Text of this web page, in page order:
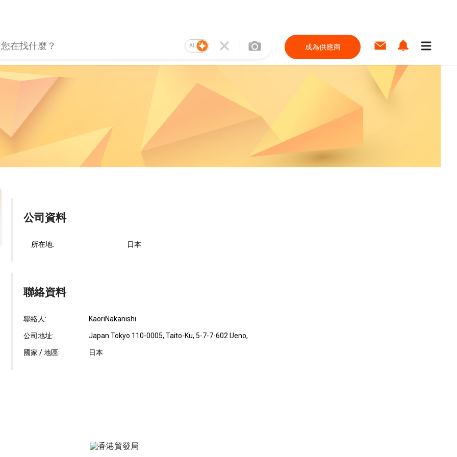
AI 成為供應商
公司資料
所在地: 日本
聯絡資料
聯絡人: KaoriNakanishi
公司地址: Japan Tokyo 110-0005, Taito-Ku, 5-7-7-602 Ueno,
國家 / 地區: 日本